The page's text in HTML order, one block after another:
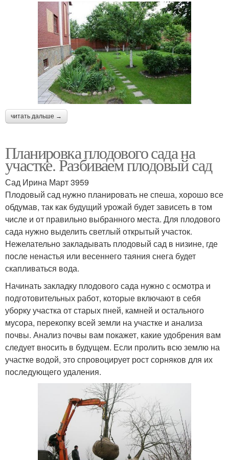
читать дальше →
Планировка плодового сада на
участке. Разбиваем плодовый сад
Сад Ирина Март 3959
Плодовый сад нужно планировать не спеша, хорошо все
обдумав, так как будущий урожай будет зависеть в том
числе и от правильно выбранного места. Для плодового
сада нужно выделить светлый открытый участок.
Нежелательно закладывать плодовый сад в низине, где
после ненастья или весеннего таяния снега будет
скапливаться вода.
Начинать закладку плодового сада нужно с осмотра и
подготовительных работ, которые включают в себя
уборку участка от старых пней, камней и остального
мусора, перекопку всей земли на участке и анализа
почвы. Анализ почвы вам покажет, какие удобрения вам
следует вносить в будущем. Если пролить всю землю на
участке водой, это спровоцирует рост сорняков для их
последующего удаления.